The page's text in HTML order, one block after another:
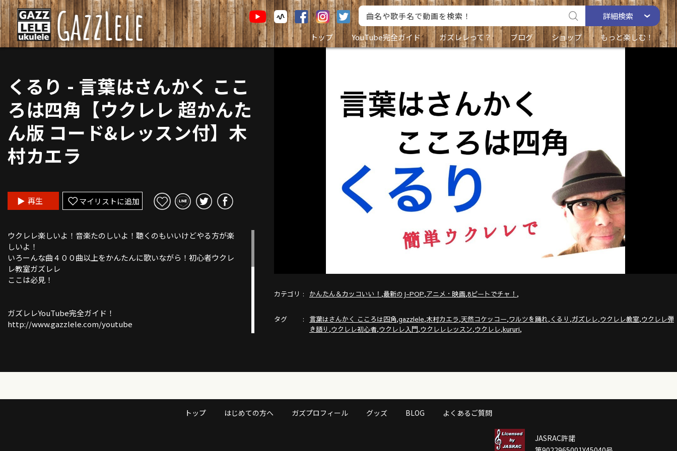
詳細検索
トップ
YouTube完全ガイド ガズレレって？ ブログ ショップ もっと楽しむ！
カテゴリ かんたん＆カッコいい！ ,最新のJ-POP,アニメ・映画,8ビートでチャ！ ,
タグ 言葉はさんかく こころは四角,gazzlele,木村カエラ,天然コケッコー,ワルツを踊れ, くるり ,ガズレレ,ウクレレ教室,ウクレレ弾
き語り ,ウクレレ初心者,ウクレレ入門,ウクレレレッスン,ウクレレ,kururi,
くるり - 言葉はさんかく ここ
ろは四角【ウクレレ 超かんた
ん版 コード&レッスン付】木
村カエラ
再生 マイリストに追加
ウクレレ楽しいよ！音楽たのしいよ！聴くのもいいけどやる方が楽
しいよ！
いろーんな曲４００曲以上をかんたんに歌いながら！初心者ウクレ
レ教室ガズレレ
ここは必見！
ガズレレYouTube完全ガイド！
http://www.gazzlele.com/youtube
ガズレレホームページ
トップ はじめての方へ ガズプロフィール グッズ BLOG よくあるご質問
JASRAC許諾